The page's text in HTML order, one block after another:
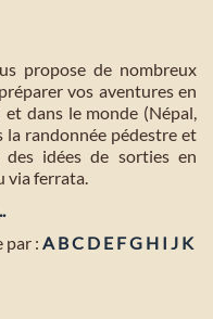
propose de nombreux
vos aventures en
et dans le monde (Népal,
la randonnée pédestre et
idées de sorties en
via ferrata.
par : A BC D E FG H I J K